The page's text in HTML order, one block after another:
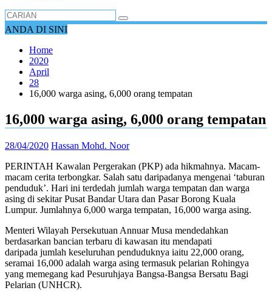
ANDA DI SINI
Home
2020
April
28
16,000 warga asing, 6,000 orang tempatan
16,000 warga asing, 6,000 orang tempatan
28/04/2020 Hassan Mohd. Noor
PERINTAH Kawalan Pergerakan (PKP) ada hikmahnya. Macam-
macam cerita terbongkar. Salah satu daripadanya mengenai ‘taburan
penduduk’. Hari ini terdedah jumlah warga tempatan dan warga
asing di sekitar Pusat Bandar Utara dan Pasar Borong Kuala
Lumpur. Jumlahnya 6,000 warga tempatan, 16,000 warga asing.
Menteri Wilayah Persekutuan Annuar Musa mendedahkan
berdasarkan bancian terbaru di kawasan itu mendapati
daripada jumlah keseluruhan penduduknya iaitu 22,000 orang,
seramai 16,000 adalah warga asing termasuk pelarian Rohingya
yang memegang kad Pesuruhjaya Bangsa-Bangsa Bersatu Bagi
Pelarian (UNHCR).